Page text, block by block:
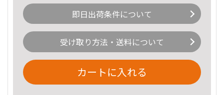
即日出荷条件について
受け取り方法・送料について
カートに入れる